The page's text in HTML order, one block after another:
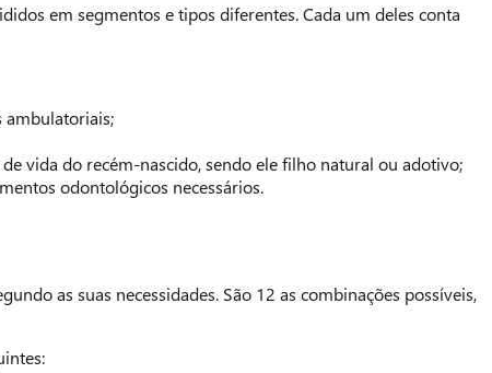
em segmentos e tipos diferentes. Cada um deles conta
ambulatoriais;
vida do recém-nascido, sendo ele filho natural ou adotivo;
odontológicos necessários.
as suas necessidades. São 12 as combinações possíveis,